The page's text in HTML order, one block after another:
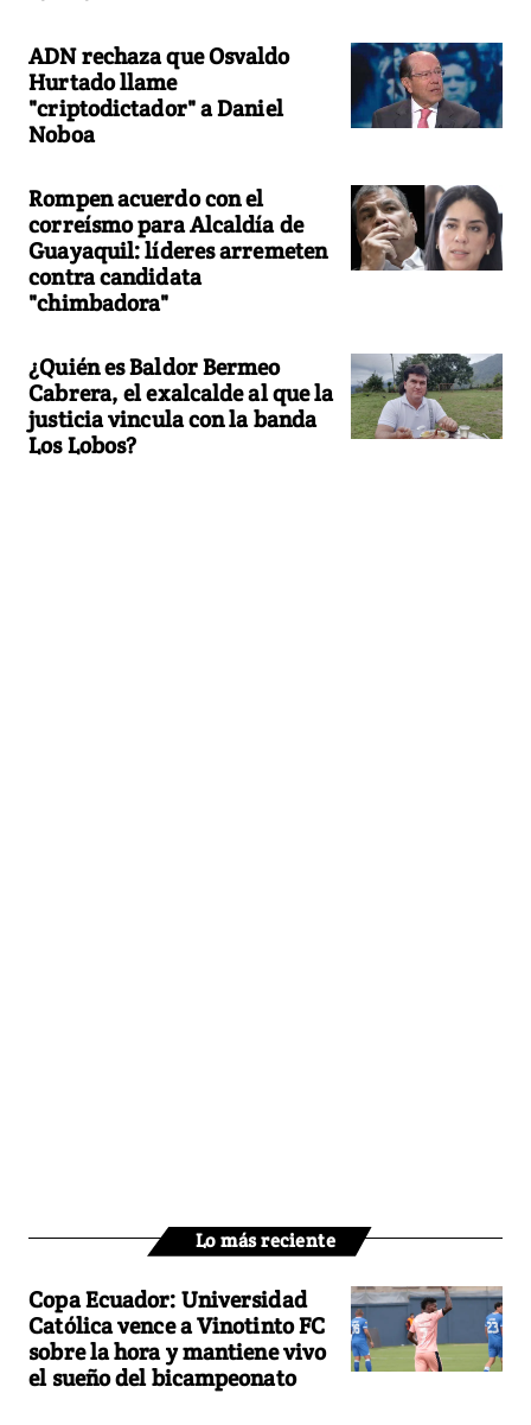
ADN rechaza que Osvaldo
Hurtado llame
"criptodictador" a Daniel
Noboa
Rompen acuerdo con el
correísmo para Alcaldía de
Guayaquil: líderes arremeten
contra candidata
"chimbadora"
¿Quién es Baldor Bermeo
Cabrera, el exalcalde al que la
justicia vincula con la banda
Los Lobos?
Lo más reciente
Copa Ecuador: Universidad
Católica vence a Vinotinto FC
sobre la hora y mantiene vivo
el sueño del bicampeonato